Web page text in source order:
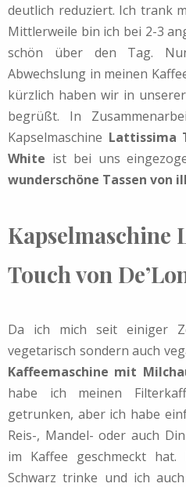
deutlich reduziert. Ich trank
Mittlerweile bin ich bei 2-3
schön über den Tag.
Abwechslung in meinen
kürzlich haben wir in
begrüßt. In
Kapselmaschine Lattissima
White ist bei uns
wunderschöne Tassen von
Kapselmaschine
Touch von
Da ich mich seit einiger
vegetarisch sondern auch
Kaffeemaschine mit
habe ich meinen
getrunken, aber ich habe
Reis-, Mandel- oder auch
im Kaffee geschmeckt
Schwarz trinke und ich